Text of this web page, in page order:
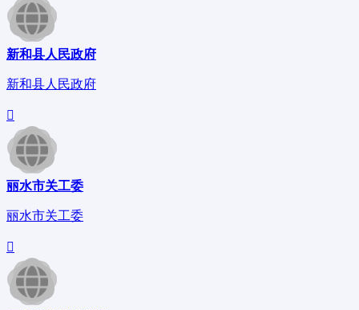
新和县人民政府
新和县人民政府
丽水市关工委
丽水市关工委